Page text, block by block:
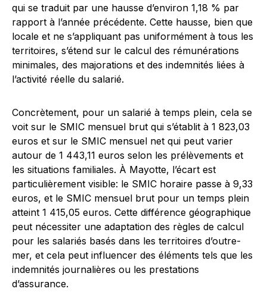
qui se traduit par une hausse d’environ 1,18 % par
rapport à l’année précédente. Cette hausse, bien que
locale et ne s’appliquant pas uniformément à tous les
territoires, s’étend sur le calcul des rémunérations
minimales, des majorations et des indemnités liées à
l’activité réelle du salarié.
Concrètement, pour un salarié à temps plein, cela se
voit sur le SMIC mensuel brut qui s’établit à 1 823,03
euros et sur le SMIC mensuel net qui peut varier
autour de 1 443,11 euros selon les prélèvements et
les situations familiales. À Mayotte, l’écart est
particulièrement visible: le SMIC horaire passe à 9,33
euros, et le SMIC mensuel brut pour un temps plein
atteint 1 415,05 euros. Cette différence géographique
peut nécessiter une adaptation des règles de calcul
pour les salariés basés dans les territoires d’outre-
mer, et cela peut influencer des éléments tels que les
indemnités journalières ou les prestations
d’assurance.